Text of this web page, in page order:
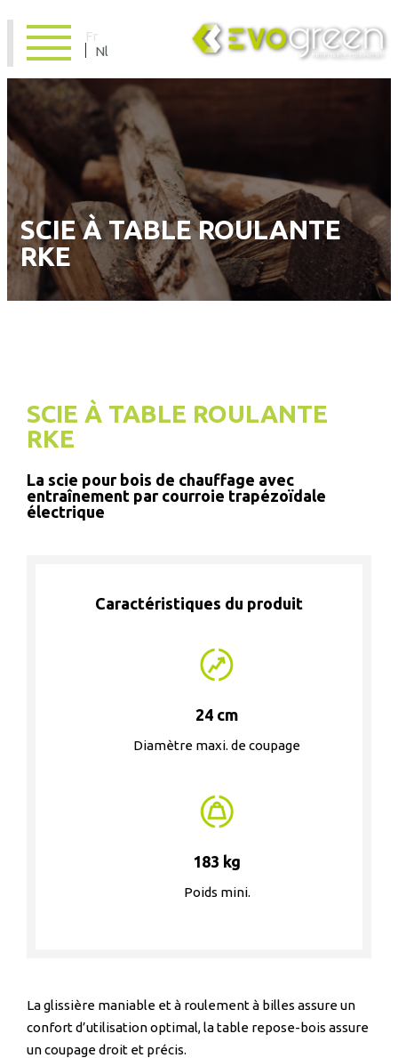
Fr
Nl
SCIE À TABLE ROULANTE
RKE
SCIE À TABLE ROULANTE
RKE
La scie pour bois de chauffage avec
entraînement par courroie trapézoïdale
électrique
Caractéristiques du produit
24 cm
Diamètre maxi. de coupage
183 kg
Poids mini.
La glissière maniable et à roulement à billes assure un
confort d’utilisation optimal, la table repose-bois assure
un coupage droit et précis.